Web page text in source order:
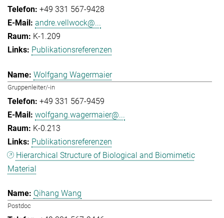
+49 331 567-9428
andre.vellwock@...
K-1.209
Publikationsreferenzen
Wolfgang Wagermaier
Gruppenleiter/-in
+49 331 567-9459
wolfgang.wagermaier@...
K-0.213
Publikationsreferenzen
Hierarchical Structure of Biological and Biomimetic
Material
Qihang Wang
Postdoc